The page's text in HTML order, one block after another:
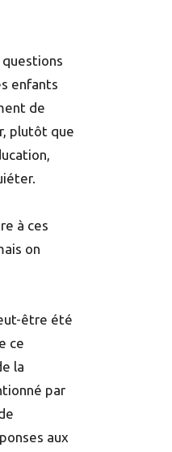
enfants
de
plutôt que
à ces
on
être été
ce
la
par
aux